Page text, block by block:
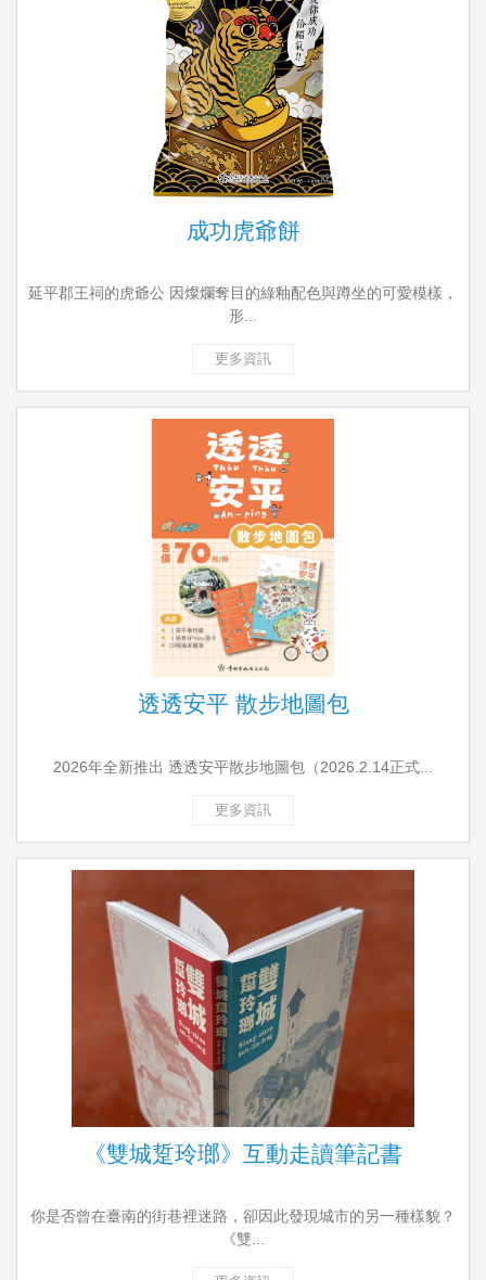
成功虎爺餅
延平郡王祠的虎爺公 因燦爛奪目的綠釉配色與蹲坐的可愛模樣，
形...
更多資訊
透透安平 散步地圖包
2026年全新推出 透透安平散步地圖包（2026.2.14正式...
更多資訊
《雙城踅玲瑯》互動走讀筆記書
你是否曾在臺南的街巷裡迷路，卻因此發現城市的另一種樣貌？
《雙...